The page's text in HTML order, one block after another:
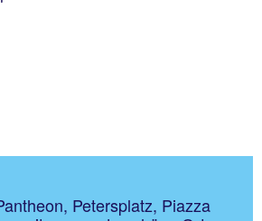
Petersplatz, Piazza